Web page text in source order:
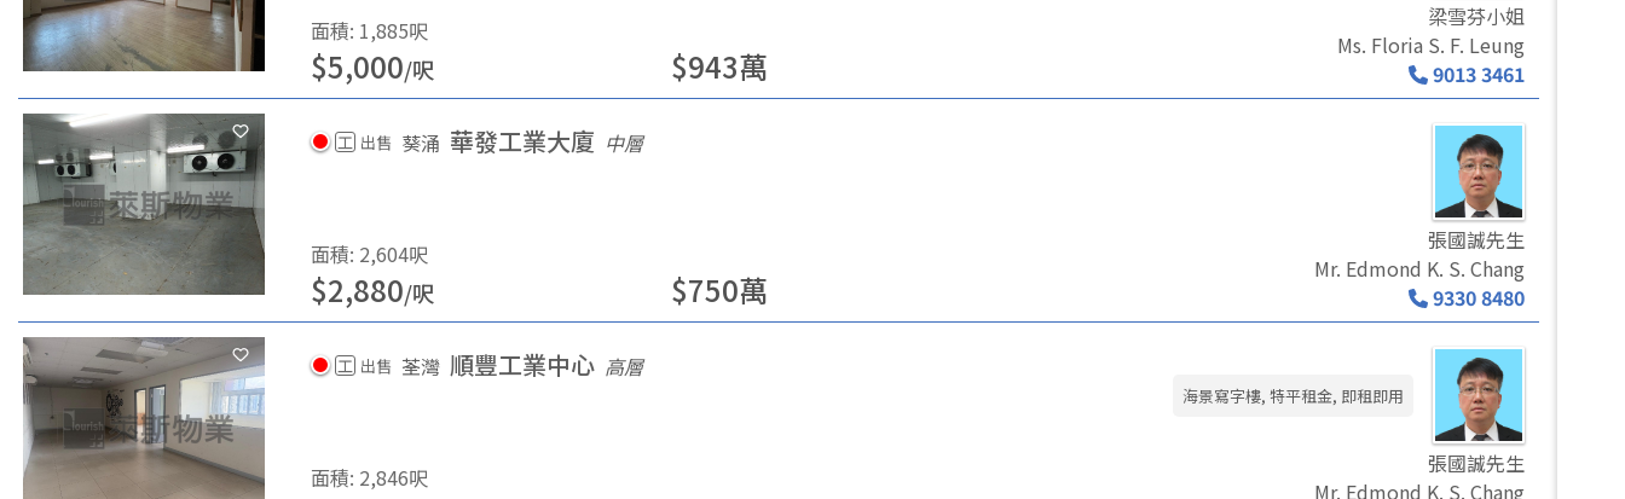
面積: 1,885呎
$5,000/呎 $943萬
梁雪芬小姐
Ms. Floria S. F. Leung
9013 3461
工 出售 葵涌 華發工業大廈 中層
面積: 2,604呎
$2,880/呎 $750萬
張國誠先生
Mr. Edmond K. S. Chang
9330 8480
工 出售 荃灣 順豐工業中心 高層
面積: 2,846呎
海景寫字樓, 特平租金, 即租即用
張國誠先生
Mr. Edmond K. S. Chang